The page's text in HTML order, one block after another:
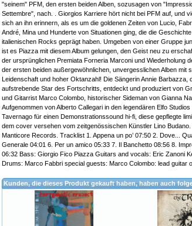
"seinem" PFM, den ersten beiden Alben, sozusagen von
Settembre", nach. . Giorgios Karriere hört nicht bei PFM auf, und
sich an ihn erinnern, als es um die goldenen Zeiten von Lucio,
André, Mina und Hunderte von Situationen ging, die die
italienischen Rocks geprägt haben. Umgeben von einer Gruppe
ist es Piazza mit diesem Album gelungen, den Geist neu zu
der ursprünglichen Premiata Forneria Marconi und Wiederholung
der ersten beiden außergewöhnlichen, unvergesslichen Alben mit
Leidenschaft und hoher Oktanzahl! Die Sängerin Annie Barbazza,
aufstrebende Star des Fortschritts, entdeckt und produziert von
und Gitarrist Marco Colombo, historischer Sideman von Gianna
Aufgenommen von Alberto Callegari in den legendären Elfo Studios
Tavernago für einen Demonstrationssound hi-fi, diese gepflegte
dem cover versehen vom zeitgenössischen Künstler Lino
Manticore Records. Tracklist 1. Appena un po’ 07:50 2. Dove...
Generale 04:01 6. Per un amico 05:33 7. Il Banchetto 08:56 8.
06:32 Bass: Giorgio Fico Piazza Guitars and vocals: Eric Zanoni
Drums: Marco Fabbri special guests: Marco Colombo: lead guitar
Kunden, die dieses Produkt gekauft haben, haben auch